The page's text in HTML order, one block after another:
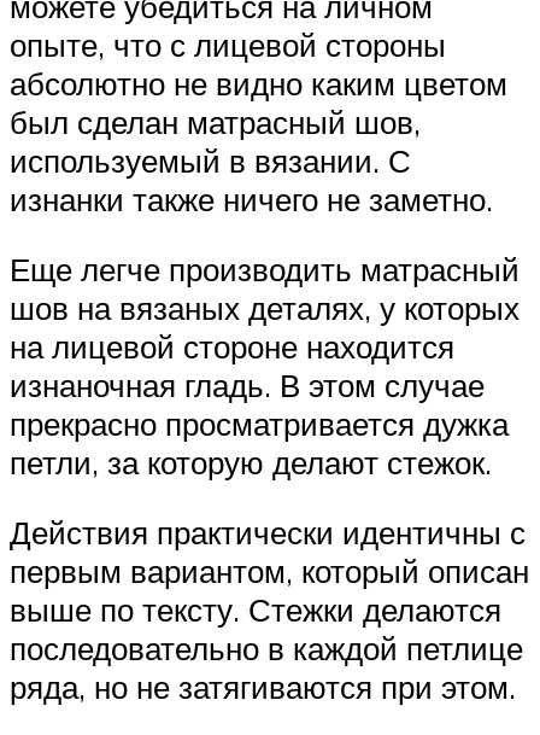
опыте, что с лицевой стороны
абсолютно не видно каким цветом
был сделан матрасный шов,
используемый в вязании. С
изнанки также ничего не заметно.
Еще легче производить матрасный
шов на вязаных деталях, у которых
на лицевой стороне находится
изнаночная гладь. В этом случае
прекрасно просматривается дужка
петли, за которую делают стежок.
Действия практически идентичны с
первым вариантом, который описан
выше по тексту. Стежки делаются
последовательно в каждой петлице
ряда, но не затягиваются при этом.